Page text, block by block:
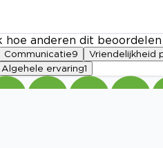
anderen dit beoordelen
Communicatie9 Vriendelijkheid
Algehele ervaring1